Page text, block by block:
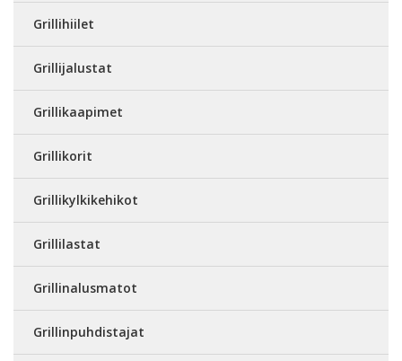
Grillihiilet
Grillijalustat
Grillikaapimet
Grillikorit
Grillikylkikehikot
Grillilastat
Grillinalusmatot
Grillinpuhdistajat